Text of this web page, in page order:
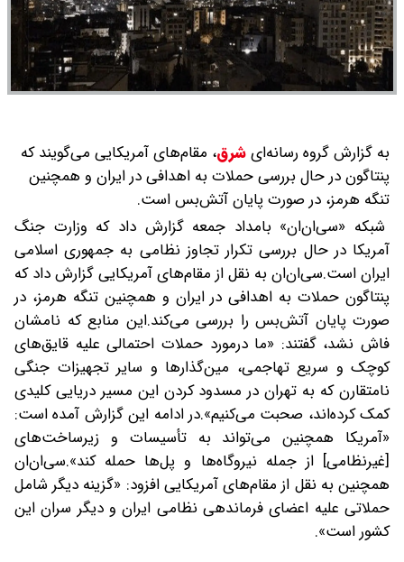
به گزارش گروه رسانه‌ایشرق، مقام‌های آمریکایی می‌گویند که
پنتاگون در حال بررسی حملات به اهدافی در ایران و همچنین
تنگه هرمز، در صورت پایان آتش‌بس است.
شبکه «سی‌ان‌ان» بامداد جمعه گزارش داد که وزارت جنگ
آمریکا در حال بررسی تکرار تجاوز نظامی به جمهوری اسلامی
ایران است.سی‌ان‌ان به نقل از مقام‌های آمریکایی گزارش داد که
پنتاگون حملات به اهدافی در ایران و همچنین تنگه هرمز، در
صورت پایان آتش‌بس را بررسی می‌کند.این منابع که نامشان
فاش نشد،‌ گفتند:‌ «ما درمورد حملات احتمالی علیه قایق‌های
کوچک و سریع تهاجمی، مین‌گذارها و سایر تجهیزات جنگی
نامتقارن که به تهران در مسدود کردن این مسیر دریایی کلیدی
کمک کرده‌اند، صحبت می‌کنیم».در ادامه این گزارش آمده است:
«آمریکا همچنین می‌تواند به تأسیسات و زیرساخت‌های
[غیرنظامی] از جمله نیروگاه‌ها و پل‌ها حمله کند».سی‌ان‌ان
همچنین به نقل از مقام‌های آمریکایی افزود: «گزینه دیگر شامل
حملاتی علیه اعضای فرماندهی نظامی ایران و دیگر سران این
کشور است».